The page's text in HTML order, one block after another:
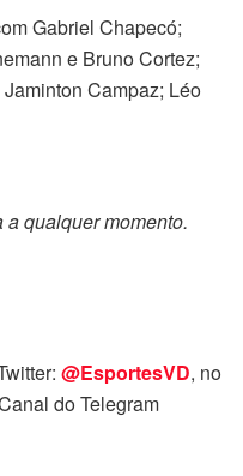
Gabriel Chapecó;
e Bruno Cortez;
Campaz; Léo
qualquer momento.
@EsportesVD, no
do Telegram